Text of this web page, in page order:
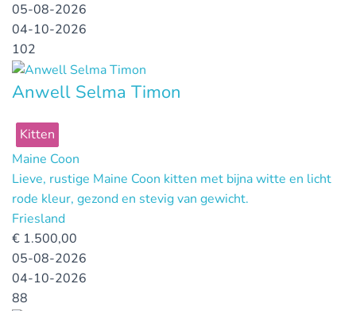
05-08-2026
04-10-2026
102
Anwell Selma Timon
Kitten
Maine Coon
Lieve, rustige Maine Coon kitten met bijna witte en licht
rode kleur, gezond en stevig van gewicht.
Friesland
€ 1.500,00
05-08-2026
04-10-2026
88